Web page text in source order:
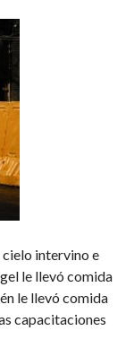
cielo intervino e
le llevó comida
le llevó comida
capacitaciones